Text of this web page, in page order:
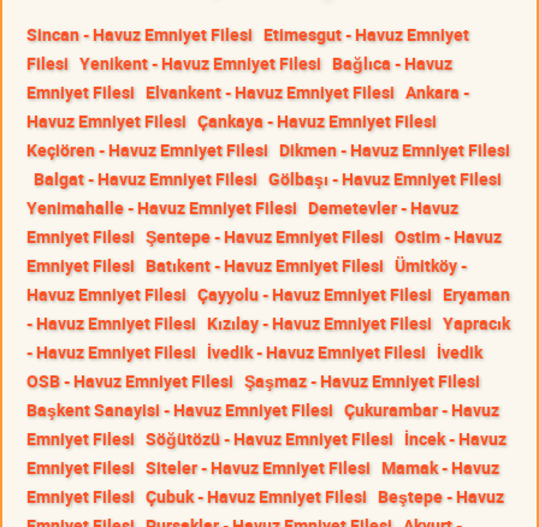
Sincan - Havuz Emniyet Filesi Etimesgut - Havuz Emniyet
Filesi Yenikent - Havuz Emniyet Filesi Bağlıca - Havuz
Emniyet Filesi Elvankent - Havuz Emniyet Filesi Ankara -
Havuz Emniyet Filesi Çankaya - Havuz Emniyet Filesi
Keçiören - Havuz Emniyet Filesi Dikmen - Havuz Emniyet Filesi
Balgat - Havuz Emniyet Filesi Gölbaşı - Havuz Emniyet Filesi
Yenimahalle - Havuz Emniyet Filesi Demetevler - Havuz
Emniyet Filesi Şentepe - Havuz Emniyet Filesi Ostim - Havuz
Emniyet Filesi Batıkent - Havuz Emniyet Filesi Ümitköy -
Havuz Emniyet Filesi Çayyolu - Havuz Emniyet Filesi Eryaman
- Havuz Emniyet Filesi Kızılay - Havuz Emniyet Filesi Yapracık
- Havuz Emniyet Filesi İvedik - Havuz Emniyet Filesi İvedik
OSB - Havuz Emniyet Filesi Şaşmaz - Havuz Emniyet Filesi
Başkent Sanayisi - Havuz Emniyet Filesi Çukurambar - Havuz
Emniyet Filesi Söğütözü - Havuz Emniyet Filesi İncek - Havuz
Emniyet Filesi Siteler - Havuz Emniyet Filesi Mamak - Havuz
Emniyet Filesi Çubuk - Havuz Emniyet Filesi Beştepe - Havuz